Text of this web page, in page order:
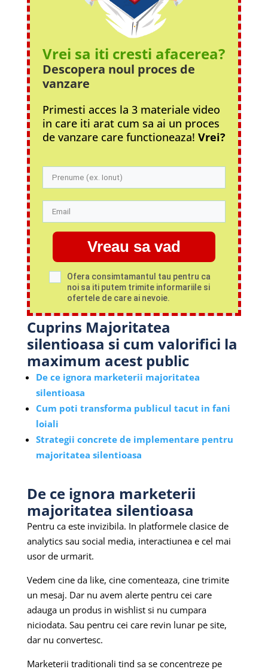
Vrei sa iti cresti afacerea?
Descopera noul procesde
vanzare
Primesti acces la 3 materiale video
in care iti arat cum sa ai un proces
de vanzare care functioneaza! Vrei?
Vreau sa vad
Ofera consimtamantul tau pentru ca
noi sa iti putem trimite informariile si
ofertele de care ai nevoie.
Cuprins Majoritatea
silentioasa si cum valorifici la
maximum acest public
De ce ignora marketerii majoritatea
silentioasa
Cum poti transforma publicul tacut in fani
loiali
Strategii concrete de implementare pentru
majoritatea silentioasa
De ce ignora marketerii
majoritatea silentioasa
Pentru ca este invizibila. In platformele clasice de
analytics sau social media, interactiunea e cel mai
usor de urmarit.
Vedem cine da like, cine comenteaza, cine trimite
un mesaj. Dar nu avem alerte pentru cei care
adauga un produs in wishlist si nu cumpara
niciodata. Sau pentru cei care revin lunar pe site,
dar nu convertesc.
Marketerii traditionali tind sa se concentreze pe